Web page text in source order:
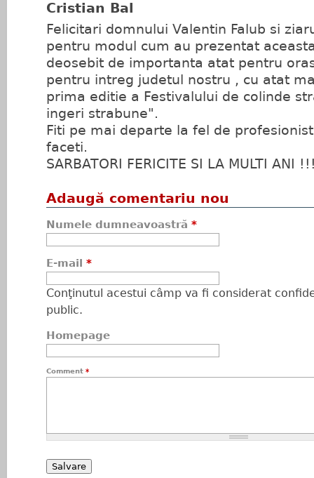
Cristian Bal
Felicitari domnului Valentin Falub si
pentru modul cum au prezentat
deosebit de importanta atat pentru
pentru intreg judetul nostru , cu atat
prima editie a Festivalului de colinde
ingeri strabune".
Fiti pe mai departe la fel de
faceti.
SARBATORI FERICITE SI LA MULTI ANI
Adaugă comentariu nou
Numele dumneavoastră *
E-mail *
Conţinutul acestui câmp va fi considerat
public.
Homepage
Comment *